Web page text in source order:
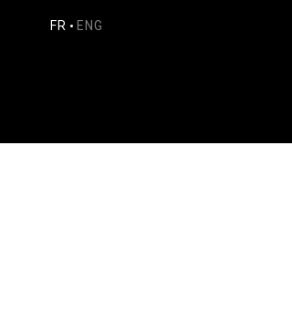
FR ENG